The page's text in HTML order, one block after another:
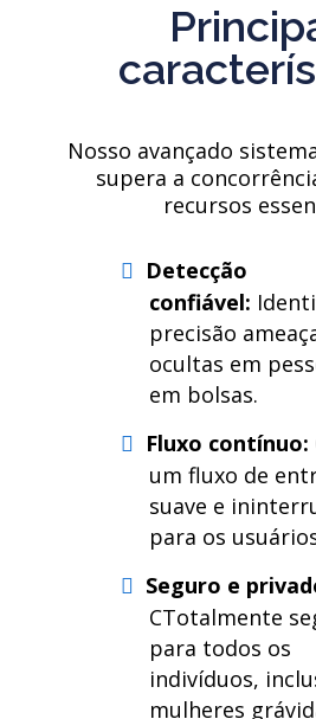
Nosso avançado
supera a
recursos
Detecção
confiável:
precisão
ocultas em
em bolsas.
Fluxo contínuo:
um fluxo de
suave e
para os
Seguro e
CTotalmente
para todos os
indivíduos,
mulheres